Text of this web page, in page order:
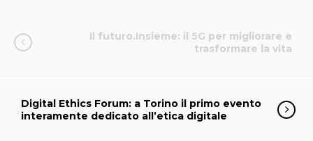
Il futuro.Insieme: il 5G per migliorare e
trasformare la vita
Digital Ethics Forum: a Torino il primo evento
interamente dedicato all’etica digitale